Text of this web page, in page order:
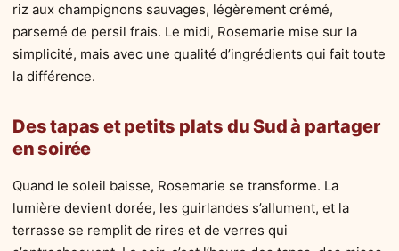
riz aux champignons sauvages, légèrement crémé,
parsemé de persil frais. Le midi, Rosemarie mise sur la
simplicité, mais avec une qualité d’ingrédients qui fait toute
la différence.
Des tapas et petits plats du Sud à partager
en soirée
Quand le soleil baisse, Rosemarie se transforme. La
lumière devient dorée, les guirlandes s’allument, et la
terrasse se remplit de rires et de verres qui